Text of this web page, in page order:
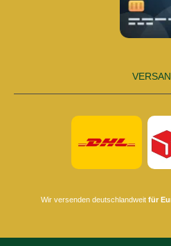
Wir versenden deutschlandweit für